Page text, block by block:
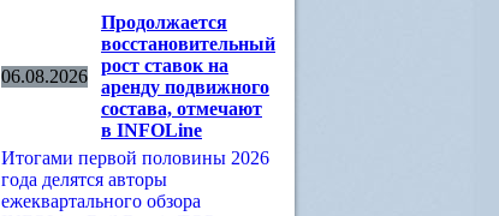
06.08.2026
Продолжается
восстановительный
рост ставок на
аренду подвижного
состава, отмечают
в INFOLine
Итогами первой половины 2026
года делятся авторы
ежеквартального обзора